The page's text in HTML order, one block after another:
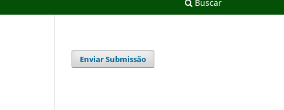
Buscar
Enviar Submissão